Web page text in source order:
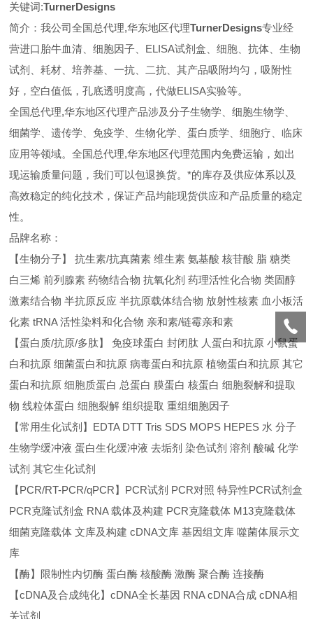
关键词:TurnerDesigns
简介：我公司全国总代理,华东地区代理TurnerDesigns专业经
营进口胎牛血清、细胞因子、ELISA试剂盒、细胞、抗体、生物
试剂、耗材、培养基、一抗、二抗、其产品吸附均匀，吸附性
好，空白值低，孔底透明度高，代做ELISA实验等。
全国总代理,华东地区代理产品涉及分子生物学、细胞生物学、
细菌学、遗传学、免疫学、生物化学、蛋白质学、细胞疗、临床
应用等领域。全国总代理,华东地区代理范围内免费运输，如出
现运输质量问题，我们可以包退换货。*的库存及供应体系以及
高效稳定的纯化技术，保证产品均能现货供应和产品质量的稳定
性。
品牌名称：
【生物分子】 抗生素/抗真菌素 维生素 氨基酸 核苷酸 脂 糖类
白三烯 前列腺素 药物结合物 抗氧化剂 药理活性化合物 类固醇
激素结合物 半抗原反应 半抗原载体结合物 放射性核素 血小板活
化素 tRNA 活性染料和化合物 亲和素/链霉亲和素
【蛋白质/抗原/多肽】 免疫球蛋白 封闭肽 人蛋白和抗原 小鼠蛋
白和抗原 细菌蛋白和抗原 病毒蛋白和抗原 植物蛋白和抗原 其它
蛋白和抗原 细胞质蛋白 总蛋白 膜蛋白 核蛋白 细胞裂解和提取
物 线粒体蛋白 细胞裂解 组织提取 重组细胞因子
【常用生化试剂】EDTA DTT Tris SDS MOPS HEPES 水 分子
生物学缓冲液 蛋白生化缓冲液 去垢剂 染色试剂 溶剂 酸碱 化学
试剂 其它生化试剂
【PCR/RT-PCR/qPCR】PCR试剂 PCR对照 特异性PCR试剂盒
PCR克隆试剂盒 RNA 载体及构建 PCR克隆载体 M13克隆载体
细菌克隆载体 文库及构建 cDNA文库 基因组文库 噬菌体展示文
库
【酶】限制性内切酶 蛋白酶 核酸酶 激酶 聚合酶 连接酶
【cDNA及合成纯化】cDNA全长基因 RNA cDNA合成 cDNA相
关试剂